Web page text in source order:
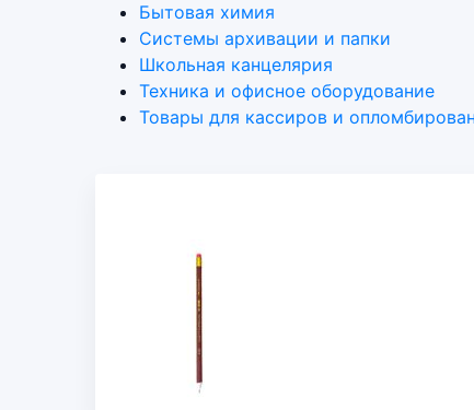
Бытовая химия
Системы архивации и папки
Школьная канцелярия
Техника и офисное оборудование
Товары для кассиров и